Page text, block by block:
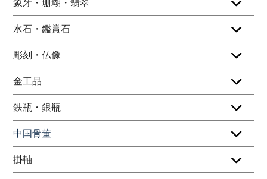
象牙・珊瑚・翡翠
水石・鑑賞石
彫刻・仏像
金工品
鉄瓶・銀瓶
中国骨董
掛軸